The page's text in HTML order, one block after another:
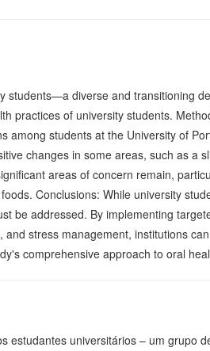
students—a diverse and transitioning
practices of university students.
among students at the University of
changes in some areas, such as a
areas of concern remain,
Conclusions: While university
be addressed. By implementing
stress management, institutions
comprehensive approach to oral
estudantes universitários – um grupo